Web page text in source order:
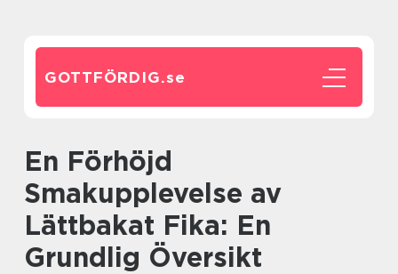
GOTTFÖRDIG.se
En Förhöjd
Smakupplevelse av
Lättbakat Fika: En
Grundlig Översikt